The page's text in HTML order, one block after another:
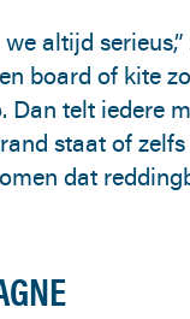
altijd
board of kite
Dan telt iedere
staat of
dat